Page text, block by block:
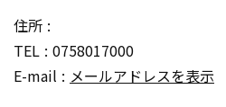
住所
TEL 0758017000
E-mail
メールアドレスを表示